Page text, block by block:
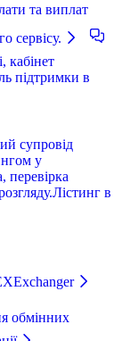
та виплат
сервісу.
кабінет
підтримки в
супровід
у
перевірка
Лістинг в
обмінних